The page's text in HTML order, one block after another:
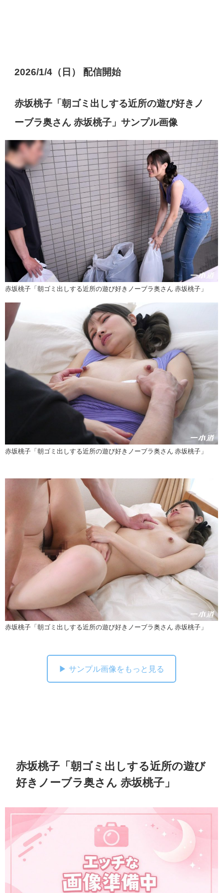
2026/1/4（日） 配信開始
赤坂桃子「朝ゴミ出しする近所の遊び好きノ
ーブラ奥さん 赤坂桃子」サンプル画像
赤坂桃子「朝ゴミ出しする近所の遊び好きノーブラ奥さん 赤坂桃子」
赤坂桃子「朝ゴミ出しする近所の遊び好きノーブラ奥さん 赤坂桃子」
赤坂桃子「朝ゴミ出しする近所の遊び好きノーブラ奥さん 赤坂桃子」
▶ サンプル画像をもっと見る
赤坂桃子「朝ゴミ出しする近所の遊び
好きノーブラ奥さん 赤坂桃子」